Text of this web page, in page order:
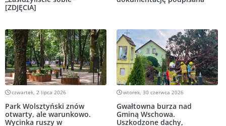
[ZDJĘCIA]
czwartek, 2 lipca 2026
Park Wolsztyński znów
otwarty, ale warunkowo.
Wycinka ruszy w
wtorek, 30 czerwca 2026
Gwałtowna burza nad
Gminą Wschowa.
Uszkodzone dachy,